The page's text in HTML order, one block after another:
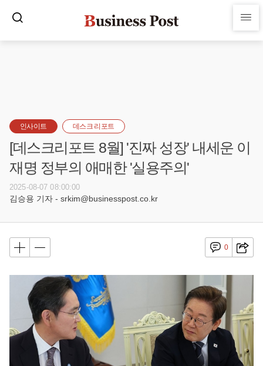
인사이트 데스크 리포트
[데스크리포트 8월] '진짜 성장' 내세운 이
재명 정부의 애매한 '실용주의'
2025-08-07 08:00:00
김승용 기자 - srkim@businesspost.co.kr
0